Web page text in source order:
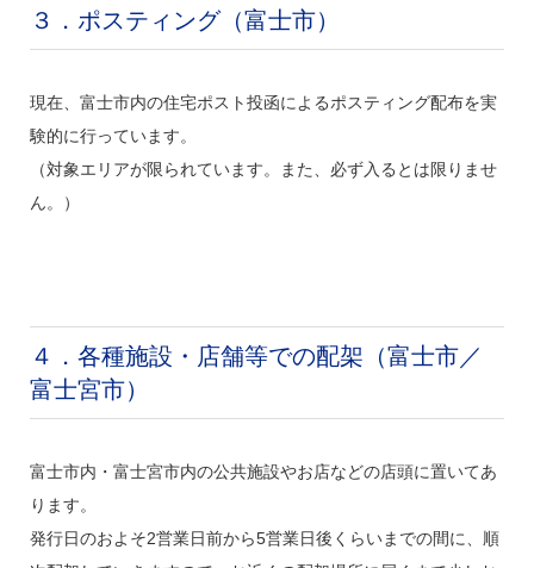
３．ポスティング（富士市）
現在、富士市内の住宅ポスト投函によるポスティング配布を実
験的に行っています。
（対象エリアが限られています。また、必ず入るとは限りませ
ん。）
４．各種施設・店舗等での配架（富士市／
富士宮市）
富士市内・富士宮市内の公共施設やお店などの店頭に置いてあ
ります。
発行日のおよそ2営業日前から5営業日後くらいまでの間に、順